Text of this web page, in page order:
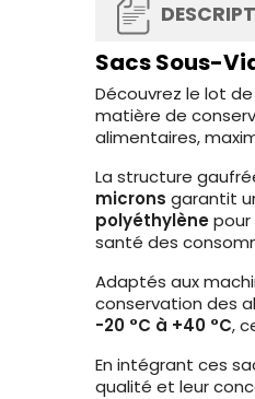
Sacs Sous-
Découvrez le lot
matière de
alimentaires,
La structure
microns garantit
polyéthylène
santé des
Adaptés aux
conservation des
-20 °C à +40 °C,
En intégrant ces
qualité et leur